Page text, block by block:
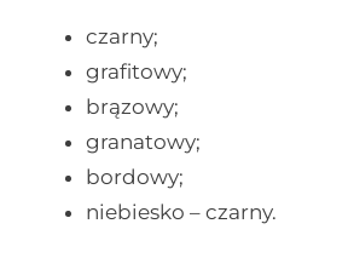
czarny;
grafitowy;
brązowy;
granatowy;
bordowy;
niebiesko – czarny.